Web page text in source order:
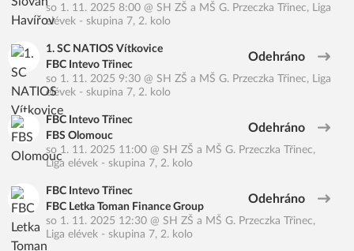
so 1. 11. 2025 8:00 @ SH ZŠ a MŠ G. Przeczka Třinec, Liga
elévek - skupina 7, 2. kolo
1. SC NATIOS Vítkovice
FBC Intevo Třinec
Odehráno
so 1. 11. 2025 9:30 @ SH ZŠ a MŠ G. Przeczka Třinec, Liga
elévek - skupina 7, 2. kolo
FBC Intevo Třinec
FBS Olomouc
Odehráno
so 1. 11. 2025 11:00 @ SH ZŠ a MŠ G. Przeczka Třinec,
Liga elévek - skupina 7, 2. kolo
FBC Intevo Třinec
FBC Letka Toman Finance Group
Odehráno
so 1. 11. 2025 12:30 @ SH ZŠ a MŠ G. Przeczka Třinec,
Liga elévek - skupina 7, 2. kolo